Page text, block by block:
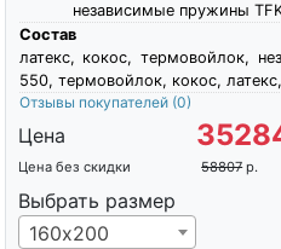
независимые пружины
Состав
латекс, кокос, термовойлок,
550, термовойлок, кокос,
Отзывы покупателей (0)
Цена
Цена без скидки 58807 р.
Выбрать размер
160х200